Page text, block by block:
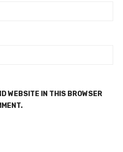
WEBSITE IN THIS BROWSER